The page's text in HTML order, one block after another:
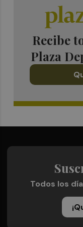
Recibe
Plaza
Todos los